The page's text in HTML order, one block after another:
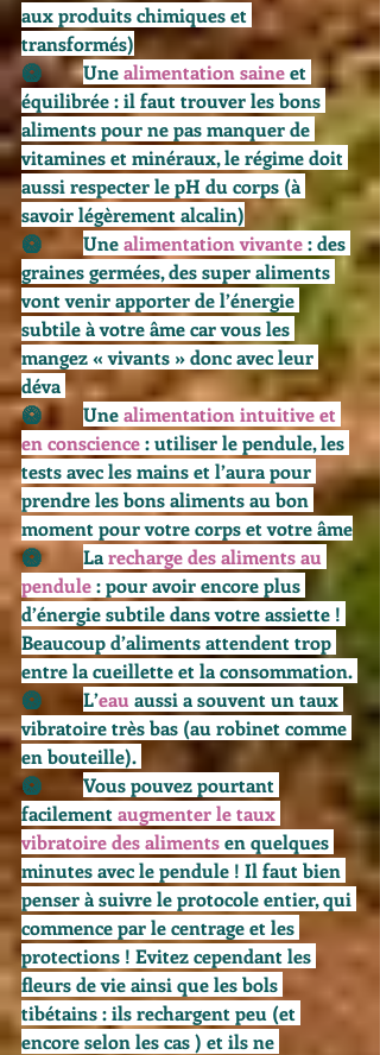
aux produits chimiques et
transformés)
🥝 Une alimentation saine et
équilibrée : il faut trouver les bons
aliments pour ne pas manquer de
vitamines et minéraux, le régime doit
aussi respecter le pH du corps (à
savoir légèrement alcalin)
🥝 Une alimentation vivante : des
graines germées, des super aliments
vont venir apporter de l’énergie
subtile à votre âme car vous les
mangez « vivants » donc avec leur
déva
🥝 Une alimentation intuitive et
en conscience : utiliser le pendule, les
tests avec les mains et l’aura pour
prendre les bons aliments au bon
moment pour votre corps et votre âme
🥝 La recharge des aliments au
pendule : pour avoir encore plus
d’énergie subtile dans votre assiette !
Beaucoup d’aliments attendent trop
entre la cueillette et la consommation.
🥝 L’eau aussi a souvent un taux
vibratoire très bas (au robinet comme
en bouteille).
🥝 Vous pouvez pourtant
facilement augmenter le taux
vibratoire des aliments en quelques
minutes avec le pendule ! Il faut bien
penser à suivre le protocole entier, qui
commence par le centrage et les
protections ! Evitez cependant les
fleurs de vie ainsi que les bols
tibétains : ils rechargent peu (et
encore selon les cas ) et ils ne